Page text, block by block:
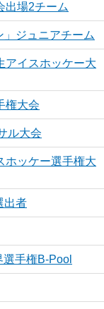
出場2チーム
ジュニアチーム
アイスホッケー大
権大会
ル大会
ホッケー選手権大
出者
手権B-Pool